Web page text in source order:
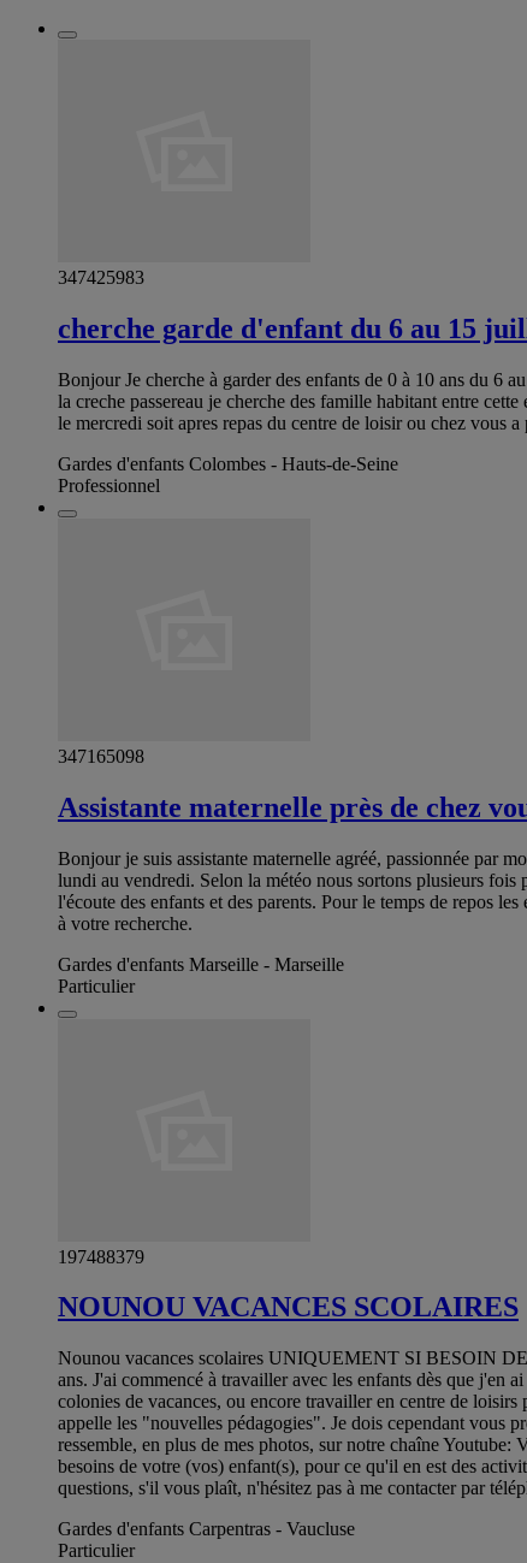
347425983
cherche garde d'enfant du 6 au 15
Bonjour Je cherche à garder des enfants de 0 à 10 ans du 6
la creche passereau je cherche des famille habitant entre
le mercredi soit apres repas du centre de loisir ou chez vous
Gardes d'enfants Colombes - Hauts-de-Seine
Professionnel
347165098
Assistante maternelle près de chez
Bonjour je suis assistante maternelle agréé, passionnée par
lundi au vendredi. Selon la météo nous sortons plusieurs fois
l'écoute des enfants et des parents. Pour le temps de repos
à votre recherche.
Gardes d'enfants Marseille - Marseille
Particulier
197488379
NOUNOU VACANCES SCOLAIRES
Nounou vacances scolaires UNIQUEMENT SI BESOIN
ans. J'ai commencé à travailler avec les enfants dès que j'en
colonies de vacances, ou encore travailler en centre de
appelle les "nouvelles pédagogies". Je dois cependant vous
ressemble, en plus de mes photos, sur notre chaîne Youtube:
besoins de votre (vos) enfant(s), pour ce qu'il en est des
questions, s'il vous plaît, n'hésitez pas à me contacter par
Gardes d'enfants Carpentras - Vaucluse
Particulier